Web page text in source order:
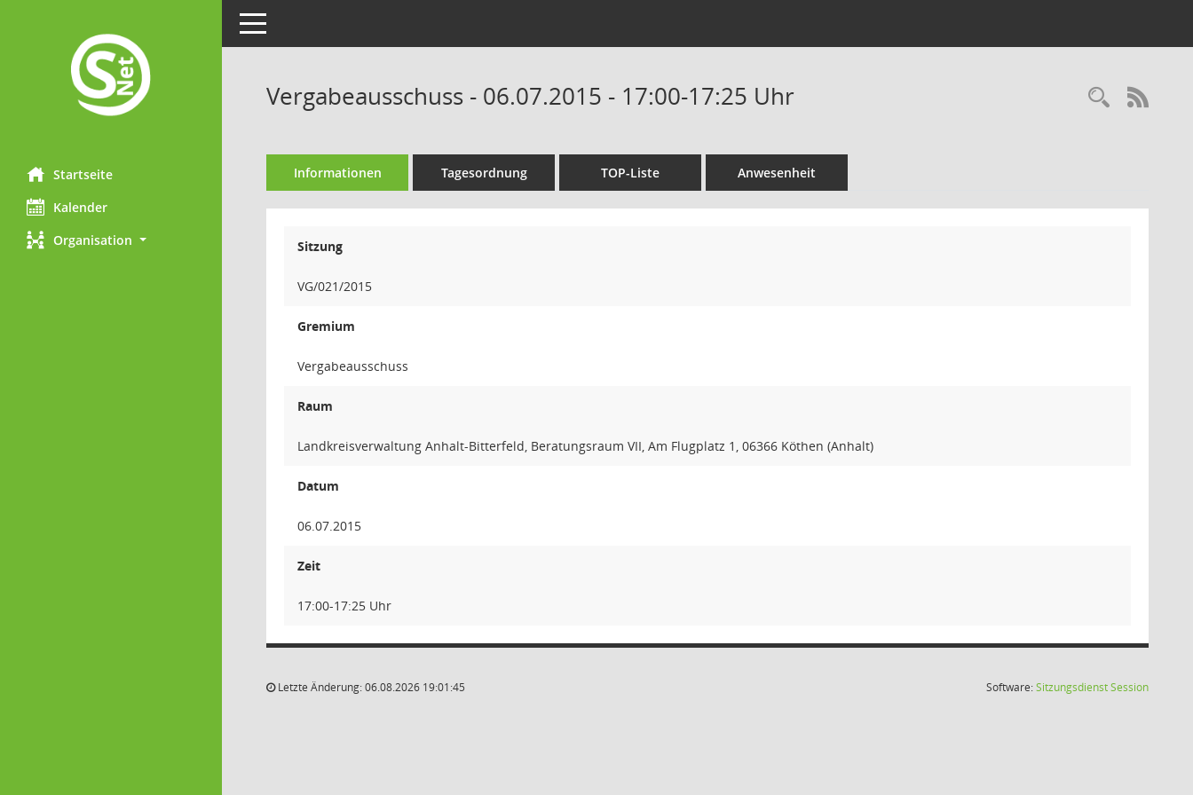
Startseite
Kalender
Organisation
Toggle navigation
Vergabeausschuss - 06.07.2015 - 17:00-17:25 Uhr
Informationen Tagesordnung TOP-Liste Anwesenheit
Sitzung
VG/021/2015
Gremium
Vergabeausschuss
Raum
Landkreisverwaltung Anhalt-Bitterfeld, Beratungsraum VII, Am Flugplatz 1, 06366 Köthen (Anhalt)
Datum
06.07.2015
Zeit
17:00-17:25 Uhr
Letzte Änderung: 06.08.2026 19:01:45 Software:SitzungsdienstSession(Wird in